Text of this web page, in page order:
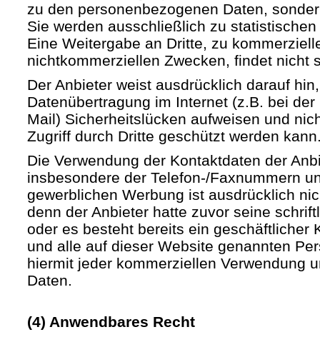
zu den personenbezogenen Daten,
Sie werden ausschließlich zu
Eine Weitergabe an Dritte, zu
nichtkommerziellen Zwecken, findet nicht
Der Anbieter weist ausdrücklich darauf
Datenübertragung im Internet (z.B. bei
Mail) Sicherheitslücken aufweisen und
Zugriff durch Dritte geschützt werden
Die Verwendung der Kontaktdaten der
insbesondere der Telefon-/Faxnummern
gewerblichen Werbung ist ausdrücklich
denn der Anbieter hatte zuvor seine
oder es besteht bereits ein geschäftlicher
und alle auf dieser Website genannten
hiermit jeder kommerziellen Verwendung
Daten.
(4) Anwendbares Recht